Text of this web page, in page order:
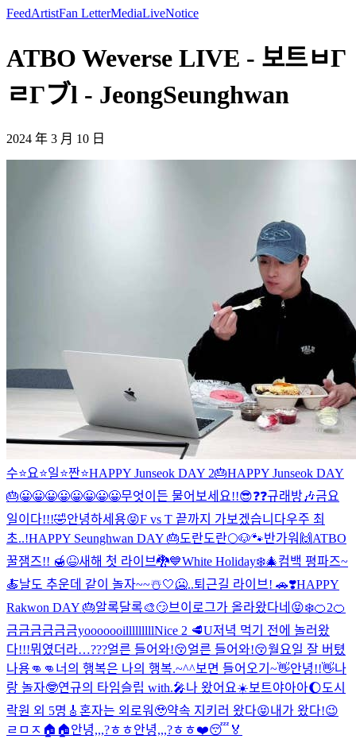
FeedArtistFan LetterMediaLiveNotice
ATBO Weverse LIVE - 보트ㅂΓ
ㄹΓブl - JeongSeunghwan
2024 年 3 月 10 日
수⭐️요⭐️일⭐️짠⭐️HAPPY Junseok DAY 2🎂HAPPY Junseok DAY
🎂😀😀😀😀😀😀😀😀무엇이든 물어보세요!!😎❓❓규래방🎶금요
일이다!!!🤣안녕하세용😝F vs T 끝까지 가보겠습니다우주 최
초..!HAPPY Seunghwan DAY 🎂도란도란🌕🐶🐾반가워🙌 ATBO
꿀잼즈!! 🍯😆새해 첫 라이브🐉💙White Holiday❄️🎄컴백 평파즈~
🍝날도 추운데 같이 놀자~~☃️🤍🥶..퇴근길 라이브! 🚗❣️HAPPY
Rakwon DAY 🎂알록달록🎨😏브이로그가 올라왔다네😝❄️🍊2🍊
금금금금금금yooooooilllllllllNice 2 🥩U저녁 먹기 전에 놀러왔
다!!!뭐였더라…???얼른 들어와!😚얼른 들어와!😚월요일 잘 버텼
나용👊👊 너의 행복은 나의 행복.~^^보면 들어오기~👋안녕!!👋나
랑 놀자🤓연규의 타임슬립 with.🎤나 왔어요☀️보트야아아🌔도시
락원 외 5명🎸 혼자는 외로워🥹약속 지키러 왔다😝내가 왔다!😉
ㄹㅁㅈ🏠🏠안녕,,,?ㅎㅎ안녕,,,?ㅎㅎ❤️😴🏅